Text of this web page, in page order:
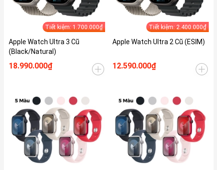
Tiết kiệm: 1.700.000₫
Apple Watch Ultra 3 Cũ
(Black/Natural)
18.990.000₫
Tiết kiệm: 2.400.000₫
Apple Watch Ultra 2 Cũ (ESIM)
12.590.000₫